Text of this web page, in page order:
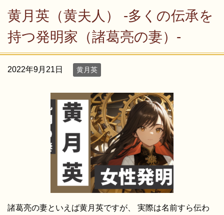
黄月英（黄夫人） -多くの伝承を
持つ発明家（諸葛亮の妻）-
2022年9月21日 黄月英
諸葛亮の妻といえば黄月英ですが、 実際は名前すら伝わ